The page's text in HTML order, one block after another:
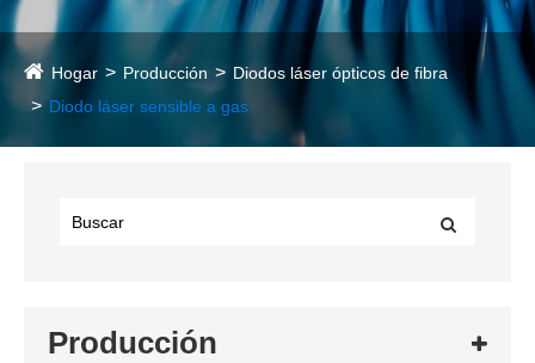
Hogar Producción
Diodos láser ópticos de fibra
Diodo láser sensible a gas
Producción